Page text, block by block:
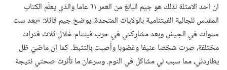
ان احد الامثلة لذلك هو جيم البالغ من العمر ٦١ عاما والذي يعلّم الكتاب
المقدس للجالية الفيتنامية بالولايات المتحدة.‏ يوضح جيم قائلا:‏ «بعد ست
سنوات في الجيش وبعد مشاركتي في حرب فيتنام خلال ثلاث فترات
مختلفة،‏ صرت شخصا عنيفا وغضوبا وأُصبت بالتثبط.‏ كما ان ماضيّ ظل
يطاردني،‏ مما سبب لي مشاكل في النوم.‏ وسرعان ما تأثرت صحتي نتيجة